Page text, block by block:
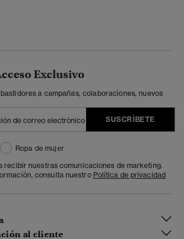
Exclusivo
a campañas, colaboraciones, nuevos
SUSCRÍBETE
Ropa de mujer
recibir nuestras comunicaciones de marketing.
consulta nuestro Política de privacidad
al cliente